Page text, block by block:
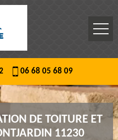
06 68 05 68 09
DE TOITURE ET
11230